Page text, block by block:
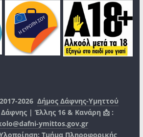
2026Δήμος Δάφνης-Υμηττού
Δάφνης | Έλλης 16 & Κανάρη 📩 :
ymittos.gov.gr
Τμήμα Πληροφορικής